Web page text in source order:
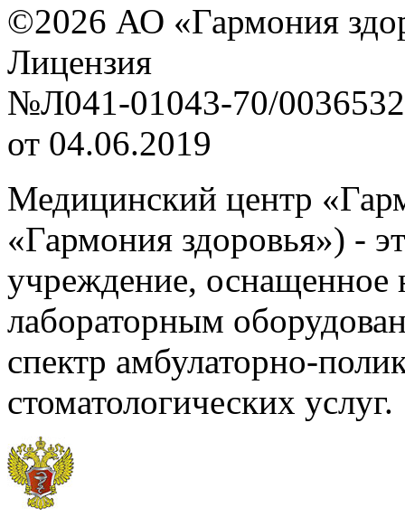
©2026 АО «Гармония
Лицензия
№Л041-01043-70/
от 04.06.2019
Медицинский центр
«Гармония здоровья») -
учреждение,
лабораторным
спектр амбулаторно-
стоматологических услуг.